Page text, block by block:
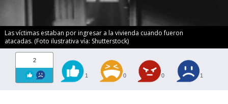
Las víctimas estaban por ingresar a la vivienda cuando fueron
atacadas. (Foto ilustrativa vía: Shutterstock)
2
1 0 0 1